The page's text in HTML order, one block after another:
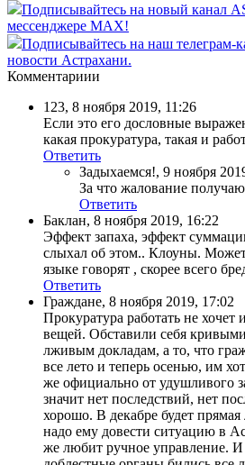
Подписывайтесь на новый канал
мессенджере MAX!
Подписывайтесь на наш телеграм-
новости Астрахани.
Комментариии
123, 8 ноября 2019, 11:26
Если это его дословные
какая прокуратура, такая и
Ответить
Задыхаемся!, 9 ноября
За что жалование
Ответить
Баклан, 8 ноября 2019, 16:22
Эффект запаха, эффект
слыхал об этом.. Клоуны.
языке говорят , скорее всего
Ответить
Граждане, 8 ноября 2019, 17:02
Прокуратура работать не хочет
вещей. Обставили себя
лживым докладам, а то, что
все лето и теперь осенью, им
же официально от удушливого
значит нет последствий, нет
хорошо. В декабре будет
надо ему довести ситуацию в
же любит ручное управление. И